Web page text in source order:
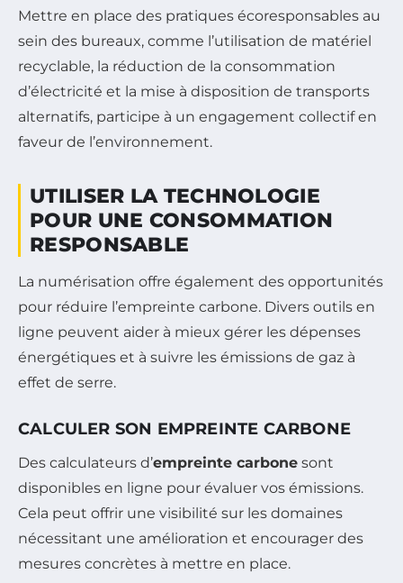
Mettre en place des pratiques écoresponsables au
sein des bureaux, comme l’utilisation de matériel
recyclable, la réduction de la consommation
d’électricité et la mise à disposition de transports
alternatifs, participe à un engagement collectif en
faveur de l’environnement.
UTILISER LA TECHNOLOGIE
POUR UNE CONSOMMATION
RESPONSABLE
La numérisation offre également des opportunités
pour réduire l’empreinte carbone. Divers outils en
ligne peuvent aider à mieux gérer les dépenses
énergétiques et à suivre les émissions de gaz à
effet de serre.
CALCULER SON EMPREINTE CARBONE
Des calculateurs d’empreinte carbone sont
disponibles en ligne pour évaluer vos émissions.
Cela peut offrir une visibilité sur les domaines
nécessitant une amélioration et encourager des
mesures concrètes à mettre en place.